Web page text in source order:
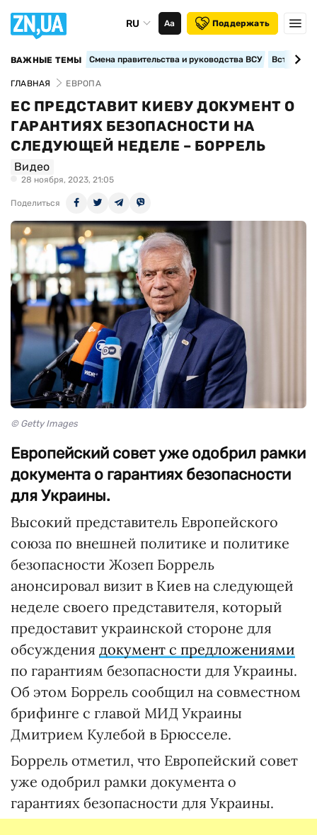
RU Аа Поддержать
ВАЖНЫЕ ТЕМЫ Смена правительства и руководства ВСУ
ГЛАВНАЯ ЕВРОПА
ЕС ПРЕДСТАВИТ КИЕВУ ДОКУМЕНТ О
ГАРАНТИЯХ БЕЗОПАСНОСТИ НА
СЛЕДУЮЩЕЙ НЕДЕЛЕ – БОРРЕЛЬ
Видео
28 ноября, 2023, 21:05
Поделиться
© Getty Images
Европейский совет уже одобрил рамки
документа о гарантиях безопасности
для Украины.
Высокий представитель Европейского
союза по внешней политике и политике
безопасности Жозеп Боррель
анонсировал визит в Киев на следующей
неделе своего представителя, который
предоставит украинской стороне для
обсуждения документ с предложениями
по гарантиям безопасности для Украины.
Об этом Боррель сообщил на совместном
брифинге с главой МИД Украины
Дмитрием Кулебой в Брюсселе.
Боррель отметил, что Европейский совет
уже одобрил рамки документа о
гарантиях безопасности для Украины.